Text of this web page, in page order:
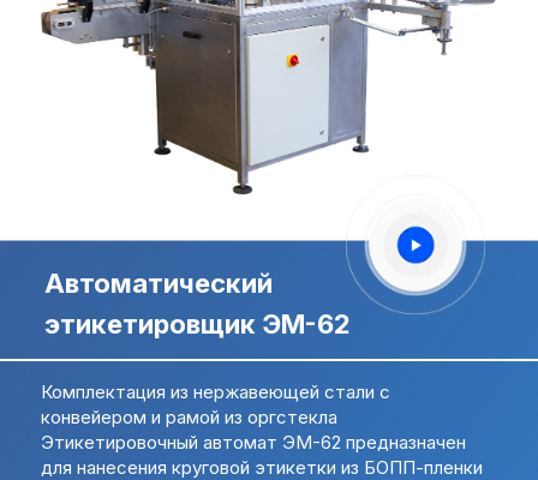
Российский производитель
этикетировочного оборудования
+7 (495) 677-97-37
Задать вопрос в
Комплектация из нержавеющей стали с
конвейером и рамой из оргстекла
Этикетировочный автомат ЭМ-62 предназначен
для нанесения круговой этикетки из БОПП-пленки
Автоматический
этикетировщик ЭМ-62